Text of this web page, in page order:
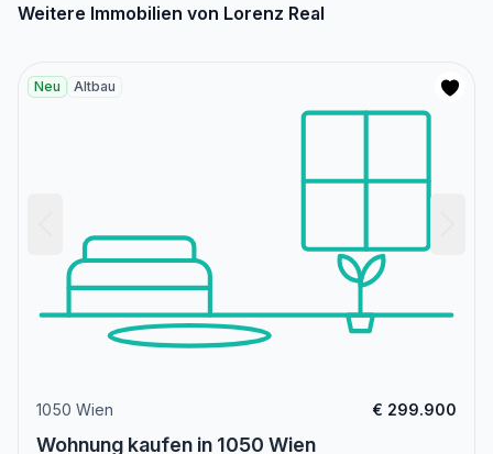
Weitere Immobilien von Lorenz Real
Neu Altbau
1050 Wien € 299.900
Wohnung kaufen in 1050 Wien